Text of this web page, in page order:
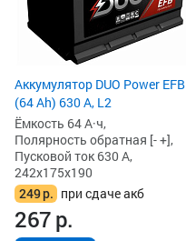
Аккумулятор DUO Power EFB
(64 Ah) 630 А, L2
Ёмкость 64 А·ч,
Полярность обратная [- +],
Пусковой ток 630 А,
242x175x190
249р. при сдаче акб
267р.